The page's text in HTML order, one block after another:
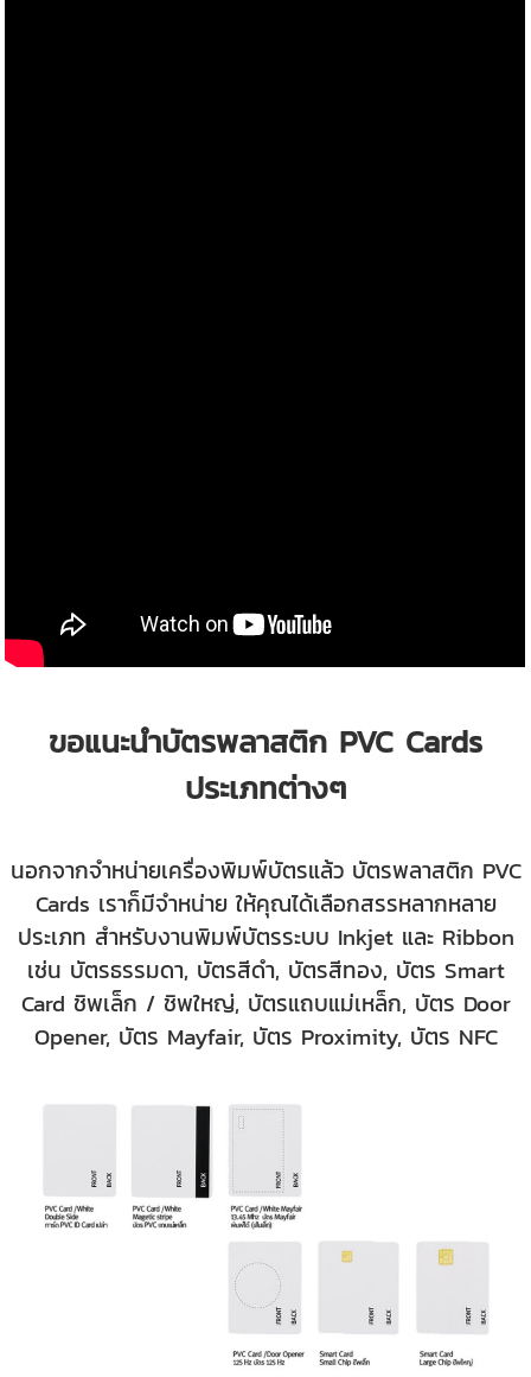
ขอแนะนำบัตรพลาสติก PVC Cards
ประเภทต่างๆ
นอกจากจำหน่ายเครื่องพิมพ์บัตรแล้ว บัตรพลาสติก PVC
Cards เราก็มีจำหน่าย ให้คุณได้เลือกสรรหลากหลาย
ประเภท สำหรับงานพิมพ์บัตรระบบ Inkjet และ Ribbon
เช่น บัตรธรรมดา, บัตรสีดำ, บัตรสีทอง, บัตร Smart
Card ชิพเล็ก / ชิพใหญ่, บัตรแถบแม่เหล็ก, บัตร Door
Opener, บัตร Mayfair, บัตร Proximity, บัตร NFC